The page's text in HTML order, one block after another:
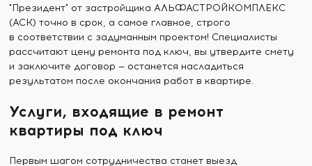
"Президент" от застройщика АЛЬФАСТРОЙКОМПЛЕКС
(АСК) точно в срок, а самое главное, строго
в соответствии с задуманным проектом! Специалисты
рассчитают цену ремонта под ключ, вы утвердите смету
и заключите договор — останется насладиться
результатом после окончания работ в квартире.
Услуги, входящие в ремонт
квартиры под ключ
Первым шагом сотрудничества станет выезд